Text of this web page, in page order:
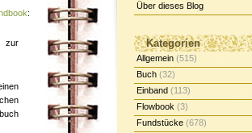
Über dieses Blog
Kategorien
Allgemein (515)
Buch (32)
Einband (113)
Flowbook (3)
Fundstücke (678)
:
zur